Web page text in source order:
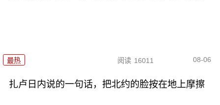
最热 阅读 16011 08-06
扎卢日内说的一句话，把北约的脸按在地上摩擦